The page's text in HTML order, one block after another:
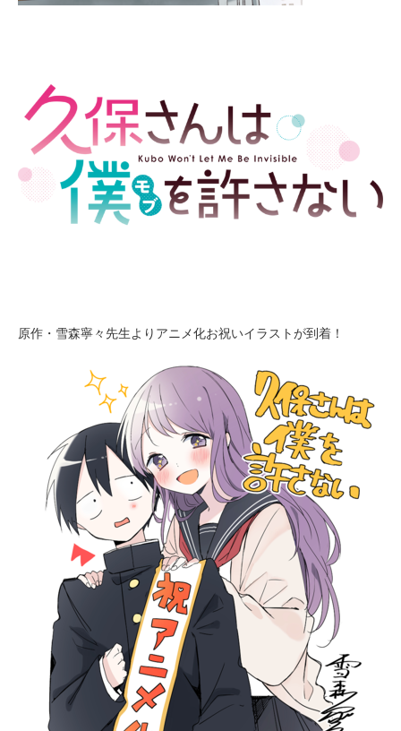
原作・雪森寧々先生よりアニメ化お祝いイラストが到着！